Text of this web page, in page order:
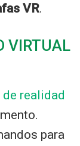
VR.
VIRTUAL
realidad
para